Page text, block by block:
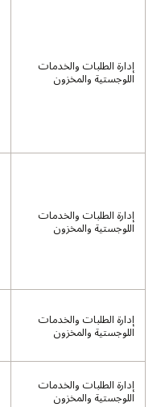
إدارة الطلبات والخدمات
اللوجستية والمخزون
إدارة الطلبات والخدمات
اللوجستية والمخزون
إدارة الطلبات والخدمات
اللوجستية والمخزون
إدارة الطلبات والخدمات
اللوجستية والمخزون